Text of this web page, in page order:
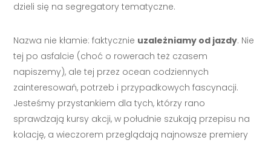
dzieli się na segregatory tematyczne.
Nazwa nie kłamie: faktycznie uzależniamy od jazdy. Nie
tej po asfalcie (choć o rowerach też czasem
napiszemy), ale tej przez ocean codziennych
zainteresowań, potrzeb i przypadkowych fascynacji.
Jesteśmy przystankiem dla tych, którzy rano
sprawdzają kursy akcji, w południe szukają przepisu na
kolację, a wieczorem przeglądają najnowsze premiery